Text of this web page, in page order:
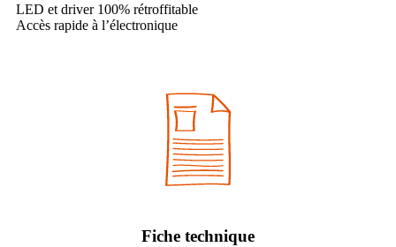
LED et driver 100% rétroffitable
Accès rapide à l’électronique
Fiche technique